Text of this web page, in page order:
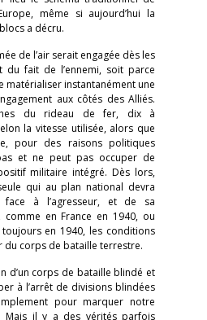
même si aujourd’hui la
a décru.
de l’air serait engagée dès les
du fait de l’ennemi, soit parce
matérialiser instantanément une
aux côtés des Alliés.
du rideau de fer, dix à
la vitesse utilisée, alors que
pour des raisons politiques
et ne peut pas occuper de
militaire intégré. Dès lors,
qui au plan national devra
à l’agresseur, et de sa
comme en France en 1940, ou
en 1940, les conditions
du corps de bataille terrestre.
d’un corps de bataille blindé et
à l’arrêt de divisions blindées
pour marquer notre
Mais il y a des vérités parfois